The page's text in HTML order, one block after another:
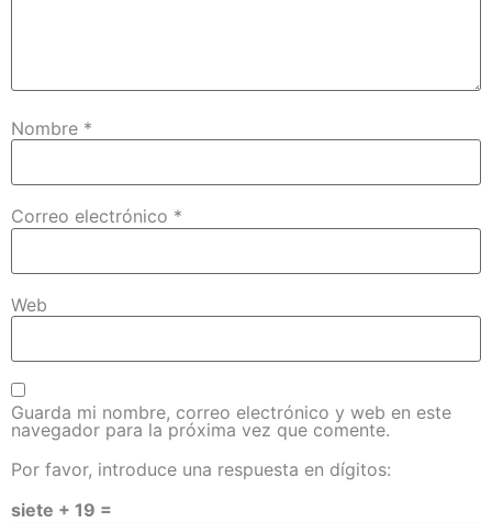
Nombre *
Correo electrónico *
Web
Guarda mi nombre, correo electrónico y web en este
navegador para la próxima vez que comente.
Por favor, introduce una respuesta en dígitos:
siete + 19 =